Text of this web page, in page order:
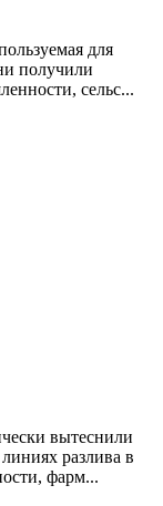
для
получили
сельс...
вытеснили
разлива в
фарм...